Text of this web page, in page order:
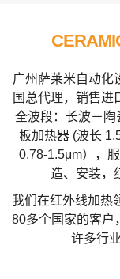
广州萨莱米自动化
国总代理，销售进
全波段：长波－
板加热器 (波长
0.78-1.5μm），
造、安装，
我们在红外线加热
80多个国家的客户
许多行